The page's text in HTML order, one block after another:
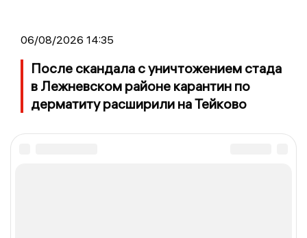
06/08/2026 14:35
После скандала с уничтожением стада
в Лежневском районе карантин по
дерматиту расширили на Тейково